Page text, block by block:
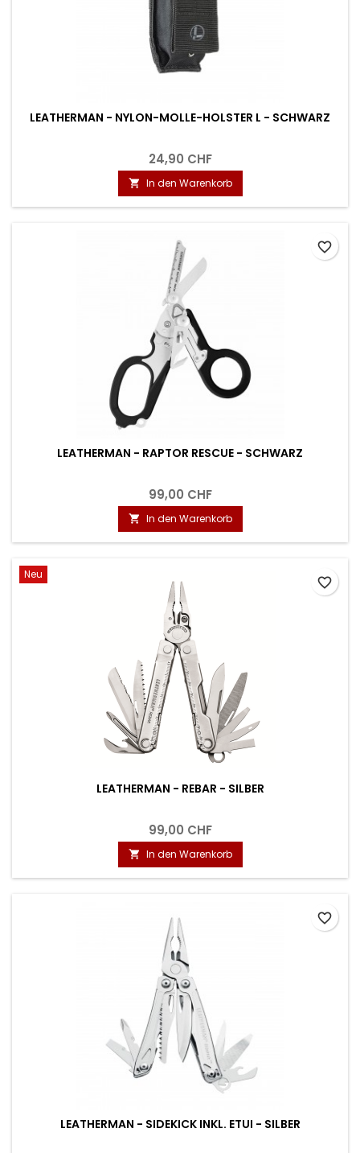
LEATHERMAN - NYLON-MOLLE-HOLSTER L - SCHWARZ
24,90 CHF
 In den Warenkorb
LEATHERMAN - RAPTOR RESCUE - SCHWARZ
99,00 CHF
 In den Warenkorb
favorite_border
Neu
LEATHERMAN - REBAR - SILBER
99,00 CHF
 In den Warenkorb
favorite_border
LEATHERMAN - SIDEKICK INKL. ETUI - SILBER
favorite_border